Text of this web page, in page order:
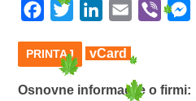
Facebook
Twitter LinkedInEmailViber
PRINTAJ vCard
Osnovne informacije o firmi: